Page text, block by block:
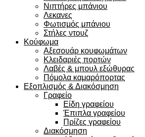
Νιπτήρες μπάνιου
Λεκανες
Φωτισμός μπάνιου
Στήλες ντουζ
Κούφωμα
Αξεσουάρ κουφωμάτων
Κλειδαριές πορτών
Λαβές & μπουλ εξώθυρας
Πόμολα καμαρόπορτας
Εξοπλισμός & Διακόσμηση
Γραφείο
Είδη γραφείου
Έπιπλα γραφείου
Πρίζες γραφείου
Διακόσμηση